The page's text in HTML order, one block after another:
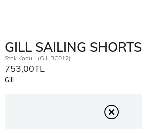
GILL SAILING SHORTS
Stok Kodu (GIL.RC012)
753,00TL
Gill